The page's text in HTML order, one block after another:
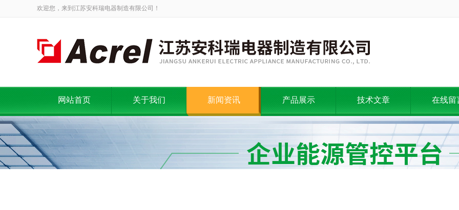
欢迎您，来到江苏安科瑞电器制造有限公司！
网站首页 关于我们 新闻资讯 产品展示 技术文章 在线留